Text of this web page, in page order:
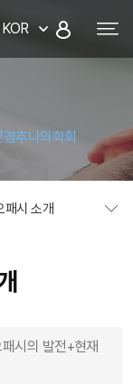
학회
KOR
추나의학회
패시 소개
시의 발전+현재